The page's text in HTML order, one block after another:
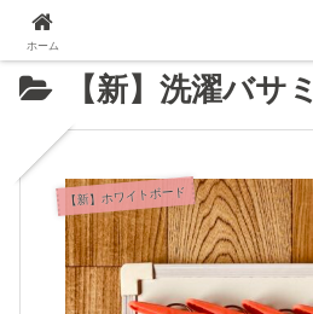
【新】洗濯バサミ
【新】ホワイトボード
ホーム